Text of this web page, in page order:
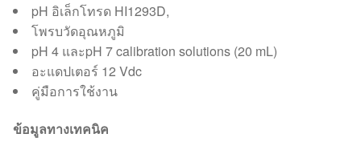
pH อิเล็กโทรด HI1293D,
โพรบวัดอุณหภูมิ
pH 4 และpH 7 calibration solutions (20 mL)
อะแดปเตอร์ 12 Vdc
คู่มือการใช้งาน
ข้อมูลทางเทคนิค